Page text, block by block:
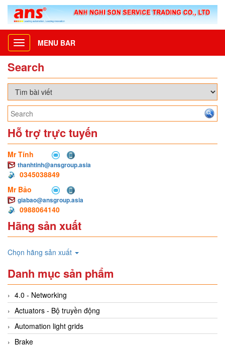
Toggle
navigation
MENU BAR
Search
Hỗ trợ trực tuyến
Mr Tính
thanhtinh@ansgroup.asia
0345038849
Mr Bảo
giabao@ansgroup.asia
0988064140
Hãng sản xuất
Chọn hãng sản xuất
Danh mục sản phẩm
4.0 - Networking
Actuators - Bộ truyền động
Automation light grids
Brake